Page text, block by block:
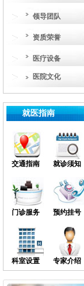
领导团队
资质荣誉
医疗设备
医院文化
城医文化
城医院报
就医指南
交通指南 就诊须知
门诊服务 预约挂号
科室设置 专家介绍